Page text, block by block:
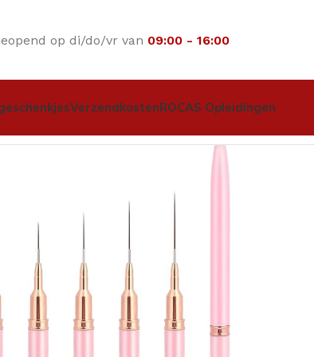
op di/do/vr van 09:00 - 16:00
VerzendkostenROCAS Opleidingen